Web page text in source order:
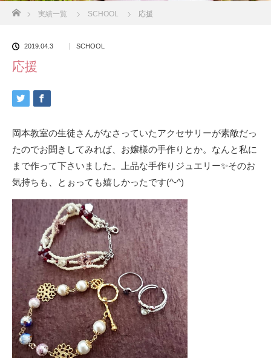
ホーム
実績一覧 SCHOOL 応援
2019.04.3 SCHOOL
応援
岡本教室の生徒さんがなさっていたアクセサリーが素敵だっ
たのでお聞きしてみれば、お嬢様の手作りとか。なんと私に
まで作って下さいました。上品な手作りジュエリー✨そのお
気持ちも、とぉっても嬉しかったです(^-^)